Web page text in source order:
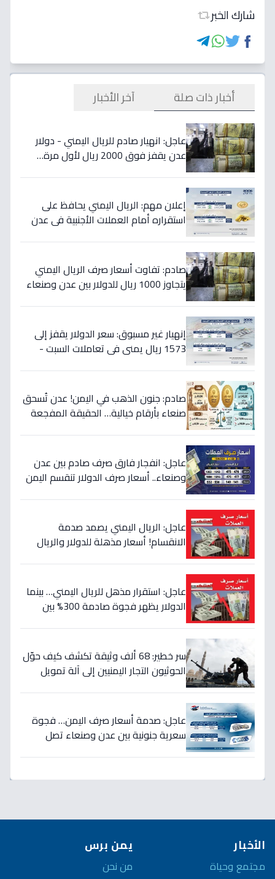
شارك الخبر
أخبار ذات صلة آخر الأخبار
عاجل: انهيار صادم للريال اليمني - دولار
عدن يقفز فوق 2000 ريال لأول مرة…
إعلان مهم: الريال اليمني يحافظ على
استقراره أمام العملات الأجنبية في عدن
صادم: تفاوت أسعار صرف الريال اليمني
يتجاوز 1000 ريال للدولار بين عدن وصنعاء
إنهيار غير مسبوق: سعر الدولار يقفز إلى
1573 ريال يمني في تعاملات السبت -
صادم: جنون الذهب في اليمن! عدن تُسحق
صنعاء بأرقام خيالية… الحقيقة المفجعة
عاجل: انفجار فارق صرف صادم بين عدن
وصنعاء.. أسعار صرف الدولار تنقسم اليمن
عاجل: الريال اليمني يصمد صدمة
الانقسام! أسعار مذهلة للدولار والريال
عاجل: استقرار مذهل للريال اليمني… بينما
الدولار يظهر فجوة صادمة 300% بين
سر خطير: 68 ألف وثيقة تكشف كيف حوّل
الحوثيون التجار اليمنيين إلى آلة تمويل
عاجل: صدمة أسعار صرف اليمن… فجوة
سعرية جنونية بين عدن وصنعاء تصل
الأخبار
مجتمع وحياة
يمن برس
من نحن